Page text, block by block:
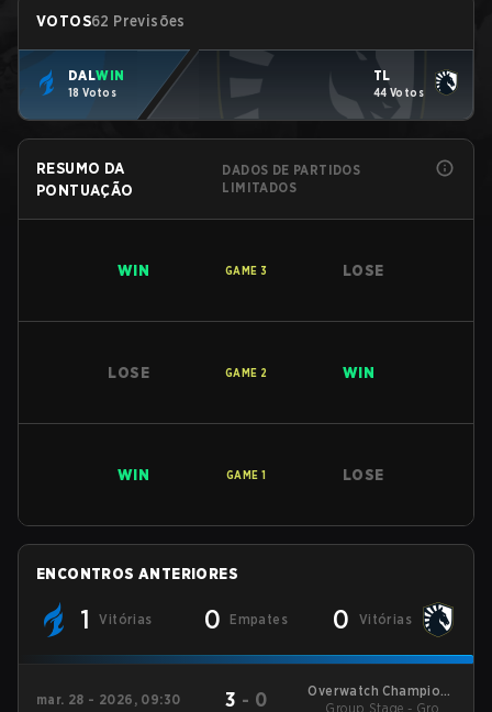
VOTOS62 Previsões
DALWIN
18 Votos
TL
44 Votos
RESUMO DA
PONTUAÇÃO
DADOS DE PARTIDOS
LIMITADOS
WIN GAME 3 LOSE
LOSE GAME 2 WIN
WIN GAME 1 LOSE
ENCONTROS ANTERIORES
1 Vitórias 0 Empates 0 Vitórias
mar. 28 - 2026, 09:30 3 - 0
Overwatch Champions
Series - North
Group Stage - Group